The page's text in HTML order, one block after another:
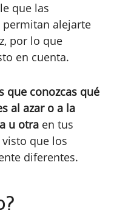
que las
alejarte
por lo que
en cuenta.
que conozcas qué
al azar o a la
u otra en tus
que los
diferentes.